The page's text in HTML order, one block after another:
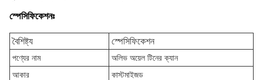
স্পেসিফিকেশনঃ
বৈশিষ্ট্য স্পেসিফিকেশন
পণ্যের নাম
অলিভ অয়েল টিনের ক্যান
আকার
কাস্টমাইজড